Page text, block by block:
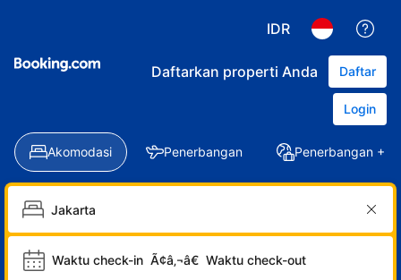
IDR
Daftarkan properti Anda Daftar
Login
Akomodasi Penerbangan Penerbangan +
Waktu check-in Ã¢â‚¬â€ Waktu check-out